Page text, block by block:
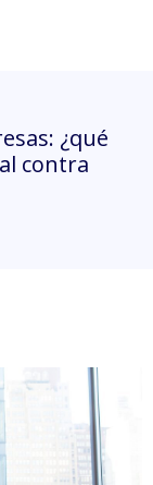
¿qué
contra